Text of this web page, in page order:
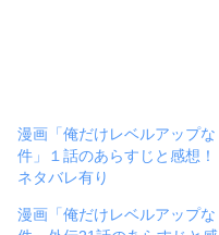
漫画「俺だけレベルアップな
件」１話のあらすじと感想！
ネタバレ有り
漫画「俺だけレベルアップな